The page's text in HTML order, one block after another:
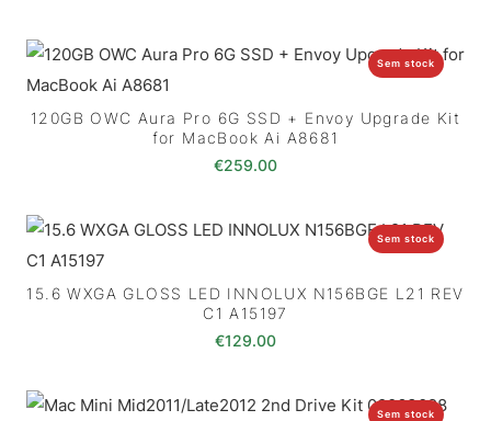
Sem stock
120GB OWC Aura Pro 6G SSD + Envoy Upgrade Kit
for MacBook Ai A8681
€259.00
Sem stock
15.6 WXGA GLOSS LED INNOLUX N156BGE L21 REV
C1 A15197
€129.00
Sem stock